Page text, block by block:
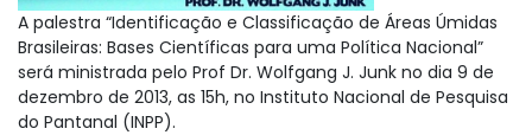
A palestra “Identificação e Classificação de Áreas Úmidas
Brasileiras: Bases Científicas para uma Política Nacional”
será ministrada pelo Prof Dr. Wolfgang J. Junk no dia 9 de
dezembro de 2013, as 15h, no Instituto Nacional de Pesquisa
do Pantanal (INPP).